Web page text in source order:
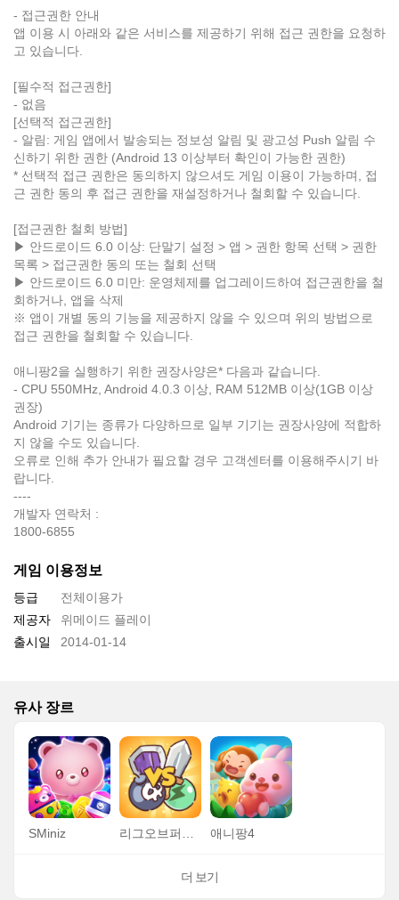
- 접근권한 안내
앱 이용 시 아래와 같은 서비스를 제공하기 위해 접근 권한을 요청하
고 있습니다.
[필수적 접근권한]
- 없음
[선택적 접근권한]
- 알림: 게임 앱에서 발송되는 정보성 알림 및 광고성 Push 알림 수
신하기 위한 권한 (Android 13 이상부터 확인이 가능한 권한)
* 선택적 접근 권한은 동의하지 않으셔도 게임 이용이 가능하며, 접
근 권한 동의 후 접근 권한을 재설정하거나 철회할 수 있습니다.
[접근권한 철회 방법]
▶ 안드로이드 6.0 이상: 단말기 설정 > 앱 > 권한 항목 선택 > 권한
목록 > 접근권한 동의 또는 철회 선택
▶ 안드로이드 6.0 미만: 운영체제를 업그레이드하여 접근권한을 철
회하거나, 앱을 삭제
※ 앱이 개별 동의 기능을 제공하지 않을 수 있으며 위의 방법으로
접근 권한을 철회할 수 있습니다.
애니팡2을 실행하기 위한 ​권장사양은* 다음과 같습니다.
- CPU 550MHz, Android 4.0.3 이상, RAM 512MB 이상(1GB 이상
권장)
Android 기기는 종류가 다양하므로 일부 기기는 ​권장사양에​ 적합하
지 않을 수도 있습니다.
오류로 인해 추가 안내가 필요할 경우 고객센터를 이용해주시기 바
랍니다.
----
개발자 연락처 :
1800-6855
게임 이용정보
등급
전체이용가
제공자
위메이드 플레이
출시일
2014-01-14
유사 장르
SMiniz 애니팡4
더 보기